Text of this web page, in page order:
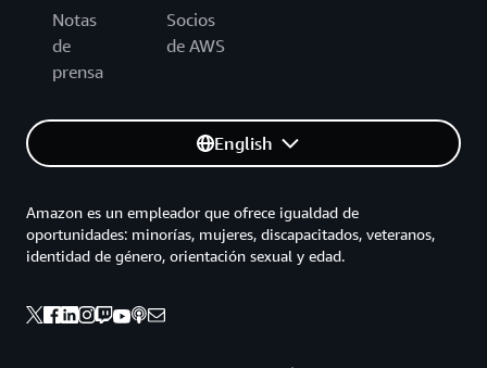
Notas
de
prensa
Socios
de AWS
English
Amazon es un empleador que ofrece igualdad de
oportunidades: minorías, mujeres, discapacitados, veteranos,
identidad de género, orientación sexual y edad.